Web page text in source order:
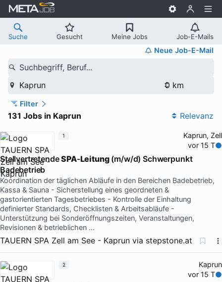
Suche Gesucht Meine Jobs Job-E-Mails
Neue Job-E-Mail
Suchbegriff, Beruf...
Kaprun
Filter
131 Jobs in Kaprun Relevanz
Kaprun, Zell
vor 15 T
StellvertretendeSPA-Leitung(m/w/d) Schwerpunkt
Badebetrieb
Koordination der täglichen Abläufe in den Bereichen Badebetrieb,
Kassa & Sauna - Sicherstellung eines geordneten &
gastorientierten Tagesbetriebes - Kontrolle der Einhaltung
definierter Standards, Checklisten & Arbeitsabläufe -
Unterstützung bei Sonderöffnungszeiten, Veranstaltungen,
Revisionen & betrieblichen …
TAUERN SPA Zell am See - Kaprun via stepstone.at
1
Kaprun
vor 15 T
2